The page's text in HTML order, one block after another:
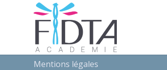
Mentions légales